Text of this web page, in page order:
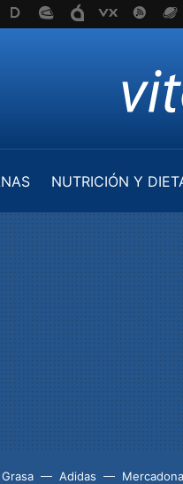
NUTRICIÓN Y
Grasa Adidas Mercadona